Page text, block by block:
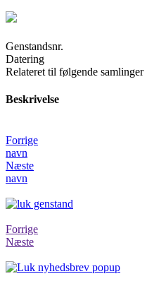
Genstandsnr.
Datering
Relateret til følgende samlinger
Beskrivelse
Forrige
navn
Næste
navn
Forrige
Næste